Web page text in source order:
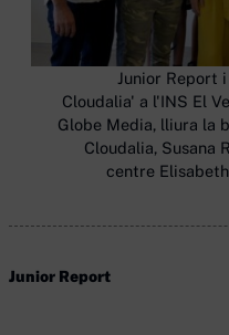
Junior Report
Cloudalia' a l'INS El
Globe Media, lliura la
Cloudalia, Susana
centre
Junior Report